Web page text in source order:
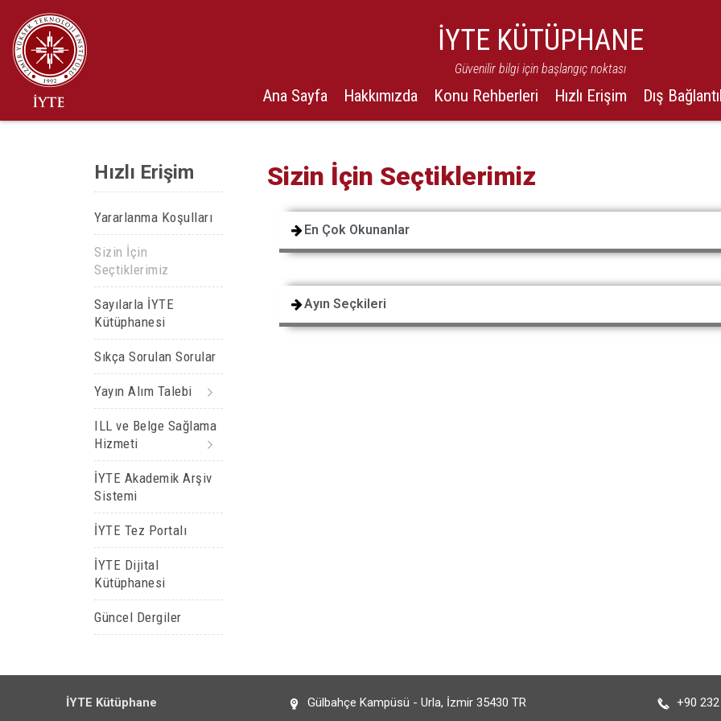
İYTE KÜTÜPHANE
Güvenilir bilgi için başlangıç noktası
Ana Sayfa Hakkımızda Konu Rehberleri Hızlı Erişim Dış
Hızlı Erişim
Yararlanma Koşulları
Sizin İçin
Seçtiklerimiz
Sayılarla İYTE
Kütüphanesi
Sıkça Sorulan Sorular
Yayın Alım Talebi
ILL ve Belge Sağlama
Hizmeti
İYTE Akademik Arşiv
Sistemi
İYTE Tez Portalı
İYTE Dijital
Kütüphanesi
Güncel Dergiler
Sizin İçin Seçtiklerimiz
En Çok Okunanlar
Ayın Seçkileri
İYTE Kütüphane Gülbahçe Kampüsü - Urla, İzmir 35430 TR +90